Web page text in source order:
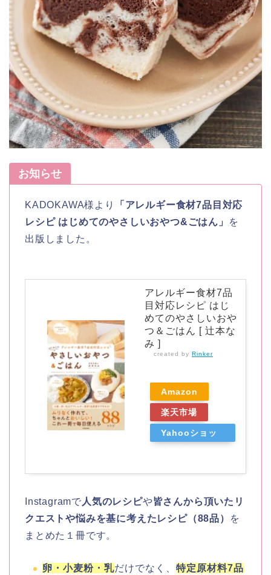
お知らせ
KADOKAWA様より
「アレルギー食材7品目対応
レシピ はじめてのやさしいおやつ&ごはん」
を
出版しました。
アレルギー食材7品
目対応レシピ はじ
めてのやさしいおや
つ＆ごはん [ 辻本な
み ]
created by Rinker
Amazon
楽天市場
Yahooショッ
Instagramで 人気のレシピや皆さんから頂いたリ
クエストや悩みを基に考えたレシピ（88品）
を
まとめた１冊です。
卵・小麦粉・乳だけでなく、 特定原材料7品